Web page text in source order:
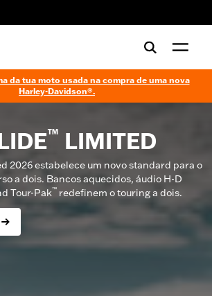
da tua moto usada na compra de uma nova
Harley-Davidson®.
™ LIMITED
2026 estabelece um novo standard para o
a dois. Bancos aquecidos, áudio H-D
Tour-Pak™ redefinem o touring a dois.